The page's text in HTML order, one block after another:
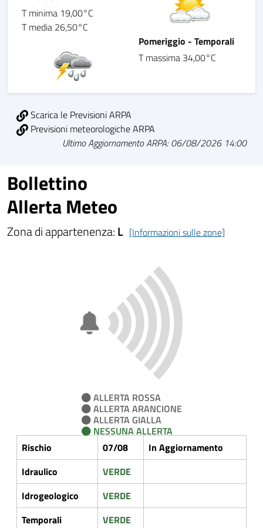
T minima 19,00°C
T media 26,50°C
Pomeriggio - Temporali
T massima 34,00°C
Scarica le Previsioni ARPA
Previsioni meteorologiche ARPA
Ultimo Aggiornamento ARPA: 06/08/2026 14:00
Bollettino
Allerta Meteo
Zona di appartenenza:L [Informazioni sulle zone]
ALLERTA ROSSA
ALLERTA ARANCIONE
ALLERTA GIALLA
NESSUNA ALLERTA
Rischio
07/08
In Aggiornamento
Idraulico
VERDE
Idrogeologico
VERDE
Temporali
VERDE